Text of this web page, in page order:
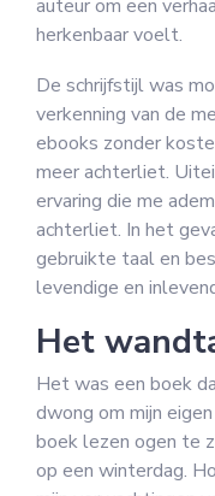
auteur om een
herkenbaar voelt.
De schrijfstijl was
verkenning van de
ebooks zonder
meer achterliet.
ervaring die me
achterliet. In het
gebruikte taal en
levendige en
Het
Het was een boek
dwong om mijn
boek lezen ogen te
op een winterdag.